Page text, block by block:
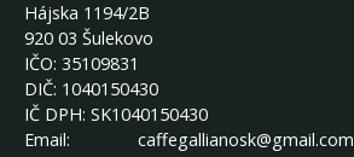
Hájska 1194/2B
920 03 Šulekovo
IČO: 35109831
DIČ: 1040150430
IČ DPH: SK1040150430
Email:
caffegallianosk@gmail.com